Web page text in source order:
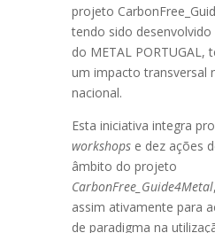
projeto
tendo sido desenvolvido
do METAL PORTUGAL,
um impacto transversal
nacional.
Esta iniciativa integra
workshopse dez ações
âmbito do projeto
CarbonFree_Guide4Metal
assim ativamente para
de paradigma na